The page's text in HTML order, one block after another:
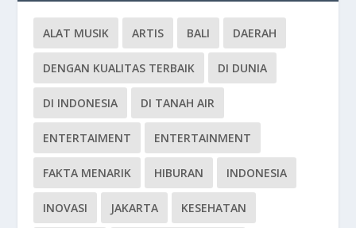
ALAT MUSIK ARTIS BALI DAERAH
DENGAN KUALITAS TERBAIK DI DUNIA
DI INDONESIA DI TANAH AIR
ENTERTAIMENT ENTERTAINMENT
FAKTA MENARIK HIBURAN INDONESIA
INOVASI JAKARTA KESEHATAN